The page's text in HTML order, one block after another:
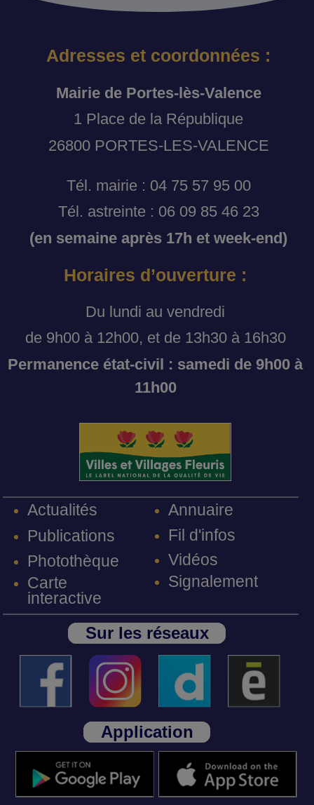
Adresses et coordonnées :
Mairie de Portes-lès-Valence
1 Place de la République
26800 PORTES-LES-VALENCE
Tél. mairie : 04 75 57 95 00
Tél. astreinte : 06 09 85 46 23
(en semaine après 17h et week-end)
Horaires d’ouverture :
Du lundi au vendredi
de 9h00 à 12h00, et de 13h30 à 16h30
Permanence état-civil : samedi de 9h00 à
11h00
Actualités
Publications
Photothèque
Carte
interactive
Annuaire
Fil d'infos
Vidéos
Signalement
Sur les réseaux
Application